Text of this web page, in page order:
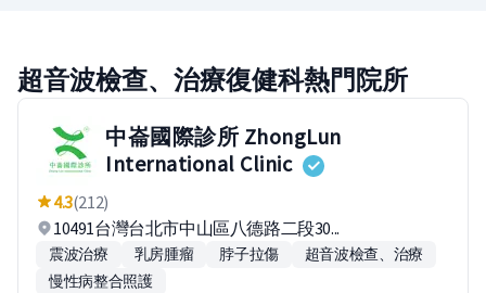
超音波檢查、治療復健科熱門院所
中崙國際診所 ZhongLun
International Clinic
4.3(212)
10491台灣台北市中山區八德路二段30...
震波治療 乳房腫瘤 脖子拉傷
超音波檢查、治療
慢性病整合照護